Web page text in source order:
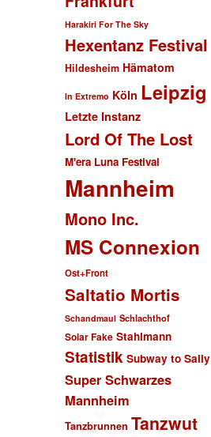
Harakiri For The Sky
Hexentanz Festival
Hildesheim Hämatom
In Extremo Köln Leipzig
Letzte Instanz
Lord Of The Lost
M'era Luna Festival
Mannheim
Mono Inc.
MS Connexion
Ost+Front
Saltatio Mortis
Schandmaul Schlachthof
Solar Fake Stahlmann
Statistik Subway to Sally
Super Schwarzes
Mannheim
Tanzbrunnen Tanzwut